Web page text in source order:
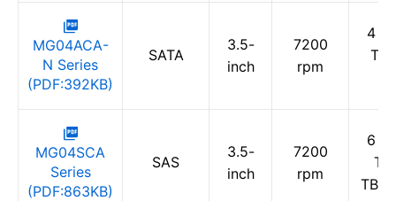
MG04ACA-
N Series
(PDF:392KB)
SATA
3.5-
inch
7200
rpm
4
MG04SCA
Series
(PDF:863KB)
SAS
3.5-
inch
7200
rpm
6
TB /